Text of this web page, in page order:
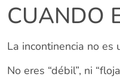
CUANDO
La incontinencia no es
No eres “débil”, ni